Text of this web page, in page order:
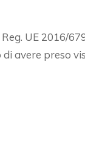
UE 2016/
avere preso